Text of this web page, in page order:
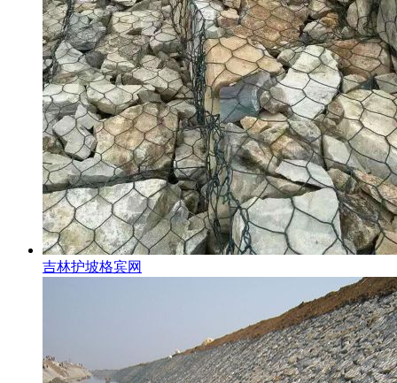
吉林护坡格宾网